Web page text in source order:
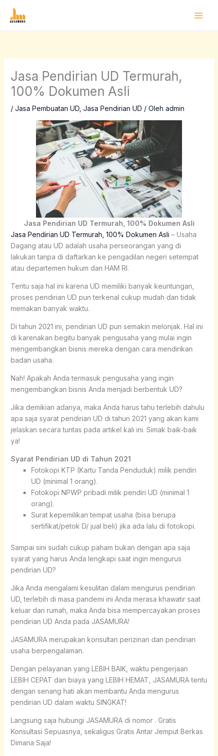
Jasa Pendirian UD Termurah,
100% Dokumen Asli
/ Jasa Pembuatan UD, Jasa Pendirian UD / Oleh admin
Jasa Pendirian UD Termurah, 100% Dokumen Asli
Jasa Pendirian UD Termurah, 100% Dokumen Asli – Usaha
Dagang atau UD adalah usaha perseorangan yang di
lakukan tanpa di daftarkan ke pengadilan negeri setempat
atau departemen hukum dan HAM RI.
Tentu saja hal ini karena UD memiliki banyak keuntungan,
proses pendirian UD pun terkenal cukup mudah dan tidak
memakan banyak waktu.
Di tahun 2021 ini, pendirian UD pun semakin melonjak. Hal ini
di karenakan begitu banyak pengusaha yang mulai ingin
mengembangkan bisnis mereka dengan cara mendirikan
badan usaha.
Nah! Apakah Anda termasuk pengusaha yang ingin
mengembangkan bisnis Anda menjadi berbentuk UD?
Jika demikian adanya, maka Anda harus tahu terlebih dahulu
apa saja syarat pendirian UD di tahun 2021 yang akan kami
jelaskan secara tuntas pada artikel kali ini. Simak baik-baik
ya!
Syarat Pendirian UD di Tahun 2021
Fotokopi KTP (Kartu Tanda Penduduk) milik pendiri
UD (minimal 1 orang).
Fotokopi NPWP pribadi milik pendiri UD (minimal 1
orang).
Surat kepemilikan tempat usaha (bisa berupa
sertifikat/petok D/ jual beli) jika ada lalu di fotokopi.
Sampai sini sudah cukup paham bukan dengan apa saja
syarat yang harus Anda lengkapi saat ingin mengurus
pendirian UD?
Jika Anda mengalami kesulitan dalam mengurus pendirian
UD, terlebih di masa pandemi ini Anda merasa khawatir saat
keluar dari rumah, maka Anda bisa mempercayakan proses
pendirian UD Anda pada JASAMURA!
JASAMURA merupakan konsultan perizinan dan pendirian
usaha berpengalaman.
Dengan pelayanan yang LEBIH BAIK, waktu pengerjaan
LEBIH CEPAT dan biaya yang LEBIH HEMAT, JASAMURA tentu
dengan senang hati akan membantu Anda mengurus
pendirian UD dalam waktu SINGKAT!
Langsung saja hubungi JASAMURA di nomor . Gratis
Konsultasi Sepuasnya, sekaligus Gratis Antar Jemput Berkas
Dimana Saja!